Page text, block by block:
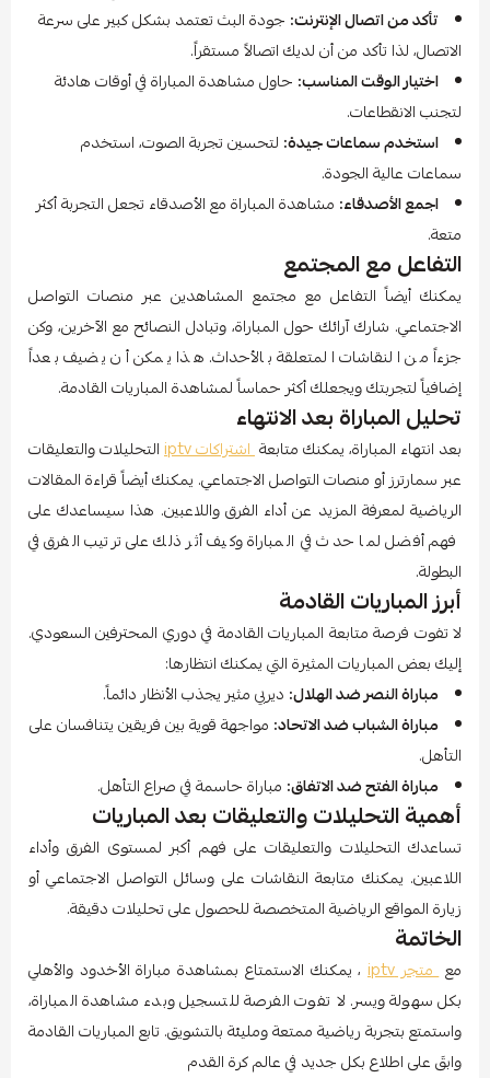
تأكد من اتصال الإنترنت: جودة البث تعتمد بشكل كبير على سرعة
الاتصال، لذا تأكد من أن لديك اتصالاً مستقراً.
اختيار الوقت المناسب: حاول مشاهدة المباراة في أوقات هادئة
لتجنب الانقطاعات.
استخدم سماعات جيدة: لتحسين تجربة الصوت، استخدم
سماعات عالية الجودة.
اجمع الأصدقاء: مشاهدة المباراة مع الأصدقاء تجعل التجربة أكثر
متعة.
التفاعل مع المجتمع
يمكنك أيضاً التفاعل مع مجتمع المشاهدين عبر منصات التواصل
الاجتماعي. شارك آرائك حول المباراة، وتبادل النصائح مع الآخرين، وكن
جزءاً من النقاشات المتعلقة بالأحداث. هذا يمكن أن يضيف بعداً
إضافياً لتجربتك ويجعلك أكثر حماساً لمشاهدة المباريات القادمة.
تحليل المباراة بعد الانتهاء
بعد انتهاء المباراة، يمكنك متابعةاشتراكات iptv
التحليلات والتعليقات
عبر سمارترز أو منصات التواصل الاجتماعي. يمكنك أيضاً قراءة المقالات
الرياضية لمعرفة المزيد عن أداء الفرق واللاعبين. هذا سيساعدك على
فهم أفضل لما حدث في المباراة وكيف أثر ذلك على ترتيب الفرق في
البطولة.
أبرز المباريات القادمة
لا تفوت فرصة متابعة المباريات القادمة في دوري المحترفين السعودي.
إليك بعض المباريات المثيرة التي يمكنك انتظارها:
مباراة النصر ضد الهلال: ديربي مثير يجذب الأنظار دائماً.
مباراة الشباب ضد الاتحاد: مواجهة قوية بين فريقين يتنافسان على
التأهل.
مباراة الفتح ضد الاتفاق: مباراة حاسمة في صراع التأهل.
أهمية التحليلات والتعليقات بعد المباريات
تساعدك التحليلات والتعليقات على فهم أكبر لمستوى الفرق وأداء
اللاعبين. يمكنك متابعة النقاشات على وسائل التواصل الاجتماعي أو
زيارة المواقع الرياضية المتخصصة للحصول على تحليلات دقيقة.
الخاتمة
معمتجر iptv
، يمكنك الاستمتاع بمشاهدة مباراة الأخدود والأهلي
بكل سهولة ويسر. لا تفوت الفرصة للتسجيل وبدء مشاهدة المباراة،
واستمتع بتجربة رياضية ممتعة ومليئة بالتشويق. تابع المباريات القادمة
وابقَ على اطلاع بكل جديد في عالم كرة القدم